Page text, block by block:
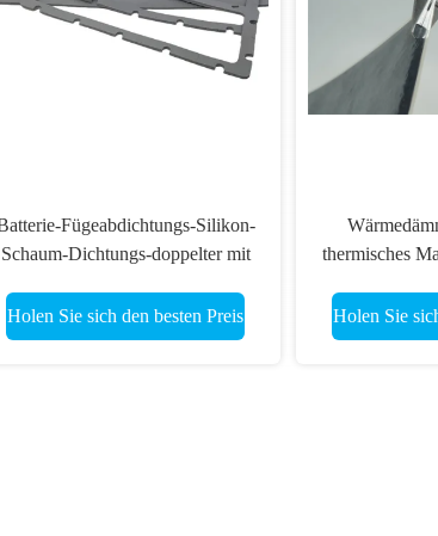
Fügeabdichtungs-Silikon-
Schaum-Dichtungs-doppelter mit
Holen Sie sich den besten Preis
thermisches
Holen Sie